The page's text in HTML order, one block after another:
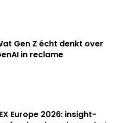
Gen Z écht denkt over
in reclame
Europe 2026: insight-